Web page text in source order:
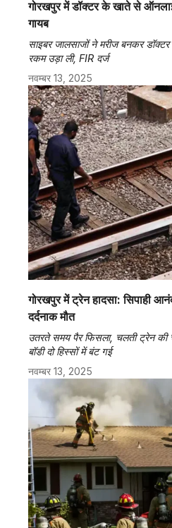
गोरखपुर में डॉक्टर के खाते से
गायब
साइबर जालसाजों ने मरीज बनकर
रकम उड़ा ली, FIR दर्ज
नवम्बर 13, 2025
गोरखपुर में ट्रेन हादसा: सिपाही
दर्दनाक मौत
उतरते समय पैर फिसला, चलती ट्रेन
बॉडी दो हिस्सों में बंट गई
नवम्बर 13, 2025